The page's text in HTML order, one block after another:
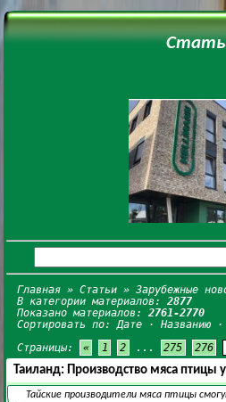
Главная »Статьи » Зарубежные
В категории материалов:2877
Показано материалов:2761-2770
Сортировать по:Дате ·Названию
Страницы:
« 1 2 ... 275 276
Таиланд: Производство мяса птицы
Тайские производители мяса птицы